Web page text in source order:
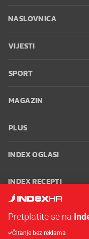
NASLOVNICA
VIJESTI
SPORT
MAGAZIN
PLUS
INDEX OGLASI
INDEX RECEPTI
Oglašavanje Zaposli se na
Pretplatite se na
Čitanje bez reklama